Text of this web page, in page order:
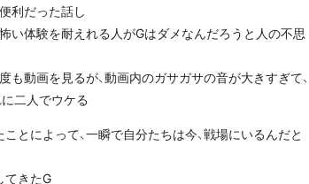
利だった話し
い体験を耐えれる人がGはダメなんだろうと人の不思
動画を見るが、動画内のガサガサの音が大きすぎて、
二人でウケる
とによって、一瞬で自分たちは今、戦場にいるんだと
てきたG